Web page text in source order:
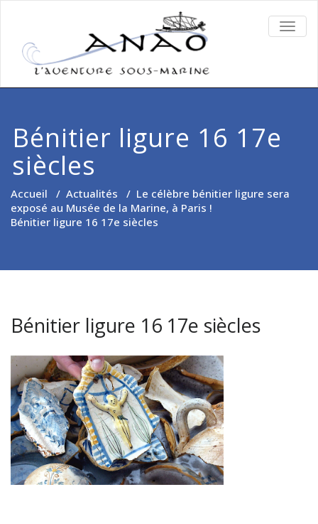
Bénitier ligure 16 17e
siècles
Accueil / Actualités / Le célèbre bénitier ligure sera
exposé au Musée de la Marine, à Paris !
Bénitier ligure 16 17e siècles
Bénitier ligure 16 17e siècles